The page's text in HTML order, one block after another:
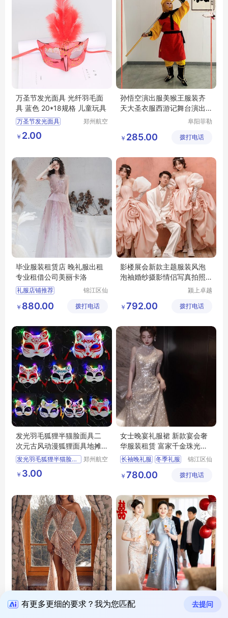
万圣节发光面具 光纤羽毛面
具 蓝色 20*18规格 儿童玩具
万圣节发光面具
绒毛光纤面具
舞会led羽毛面具
郑州航空
￥ 2.00
孙悟空演出服美猴王服装齐
天大圣衣服西游记舞台演出
阜阳菲勒
公司
￥ 285.00 拨打电话
毕业服装租赁店 晚礼服出租
专业租借公司美丽卡洛
礼服店铺推荐
晚礼服实体店
成人礼礼服店铺推荐
锦江区仙
工作室
￥ 880.00 拨打电话
影楼展会新款主题服装风泡
泡袖婚纱摄影情侣写真拍照
颍上卓越
有限公司
￥ 792.00 拨打电话
发光羽毛狐狸半猫脸面具二
次元古风动漫狐狸面具地摊
玩具批发
发光羽毛狐狸半猫脸面具
地摊玩具批发
郑州航空
￥ 3.00
女士晚宴礼服裙 新款宴会奢
华服装租赁 富家千金珠光宝
气
长袖晚礼服 冬季礼服
成都卖礼服实体店
锦江区仙
工作室
￥ 780.00 拨打电话
同城租赁礼服平台 网上租借
婚宴妈妈礼服 2023秋冬优雅
有更多更细的要求？我为您匹配 去提问